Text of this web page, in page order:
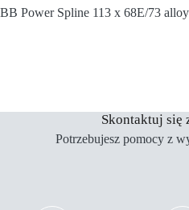
BB Power Spline 113 x 68E/73
Skontaktuj się
Potrzebujesz pomocy z